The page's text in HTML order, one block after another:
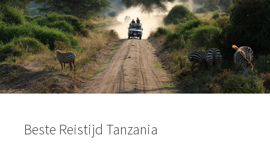
Beste Reistijd Tanzania